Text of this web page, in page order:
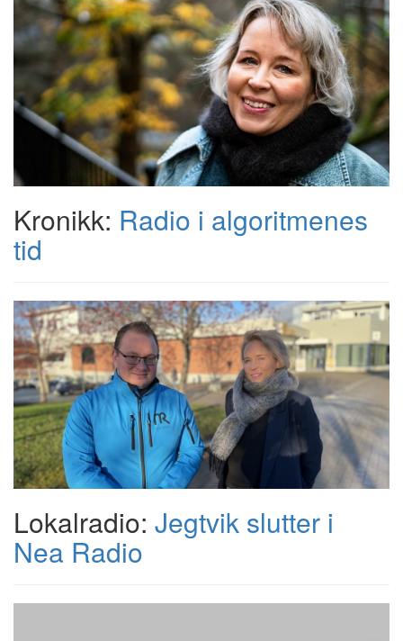
Kronikk: Radio i algoritmenes
tid
Lokalradio: Jegtvik slutter i
Nea Radio